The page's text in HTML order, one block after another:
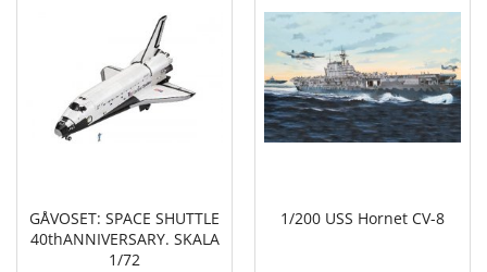
GÅVOSET: SPACE SHUTTLE
40thANNIVERSARY. SKALA
1/72
1/200 USS Hornet CV-8